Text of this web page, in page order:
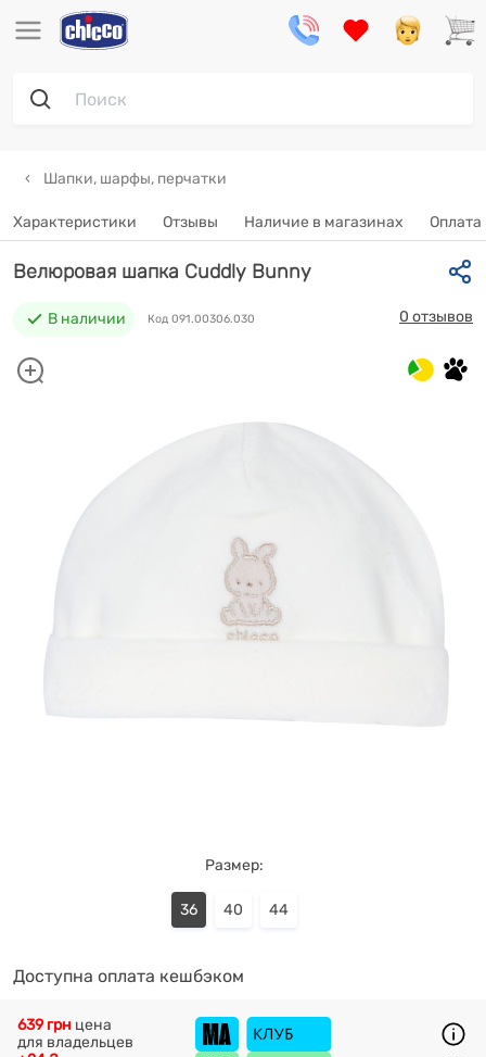
Шапки, шарфы, перчатки
Характеристики Отзывы Наличие в магазинах Оплата
Велюровая шапка Cuddly Bunny
В наличии Код 091.00306.030 0 отзывов
Размер:
36 40 44
Доступна оплата кешбэком
639 грн цена
для владельцев